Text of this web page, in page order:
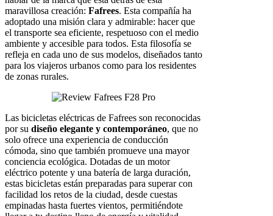
maravillosa creación: Fafrees. Esta compañía ha
adoptado una misión clara y admirable: hacer que
el transporte sea eficiente, respetuoso con el medio
ambiente y accesible para todos. Esta filosofía se
refleja en cada uno de sus modelos, diseñados tanto
para los viajeros urbanos como para los residentes
de zonas rurales.
Las bicicletas eléctricas de Fafrees son reconocidas
por su diseño elegante y contemporáneo, que no
solo ofrece una experiencia de conducción
cómoda, sino que también promueve una mayor
conciencia ecológica. Dotadas de un motor
eléctrico potente y una batería de larga duración,
estas bicicletas están preparadas para superar con
facilidad los retos de la ciudad, desde cuestas
empinadas hasta fuertes vientos, permitiéndote